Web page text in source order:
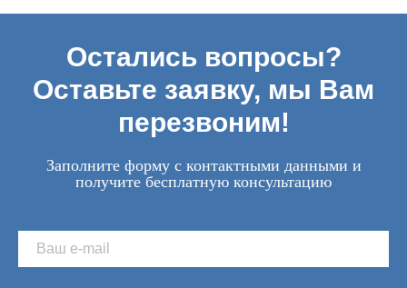
Остались вопросы?
Оставьте заявку, мы Вам
перезвоним!
Заполните форму с контактными данными и
получите бесплатную консультацию